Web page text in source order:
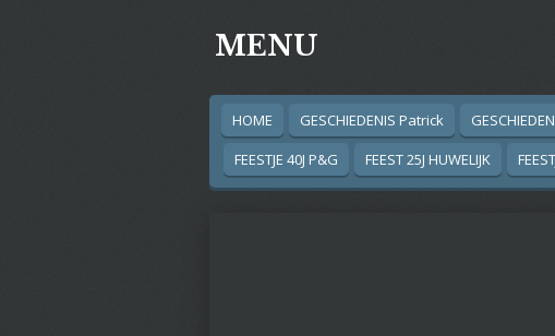
MENU
HOME GESCHIEDENIS Patrick
FEESTJE 40J P&G
FEEST 25J HUWELIJK